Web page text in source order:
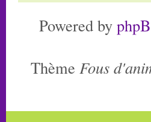
Powered by
Thème Fous